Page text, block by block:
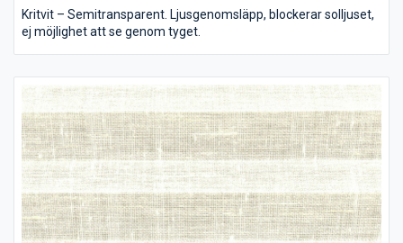
Kritvit – Semitransparent. Ljusgenomsläpp, blockerar solljuset,
ej möjlighet att se genom tyget.